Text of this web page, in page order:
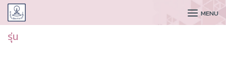
CUDAA MENU
รุ่น